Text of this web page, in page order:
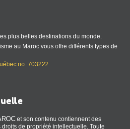
plus belles destinations du monde.
au Maroc vous offre différents types de
no. 703222
et son contenu contiennent des
de propriété intellectuelle. Toute